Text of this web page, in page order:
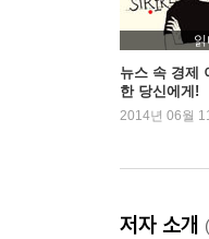
14강 불평
15강 미래
참고자료
감사의 말
뉴스 속 경제
한 당신에게!
2014년 06월
저자 소개